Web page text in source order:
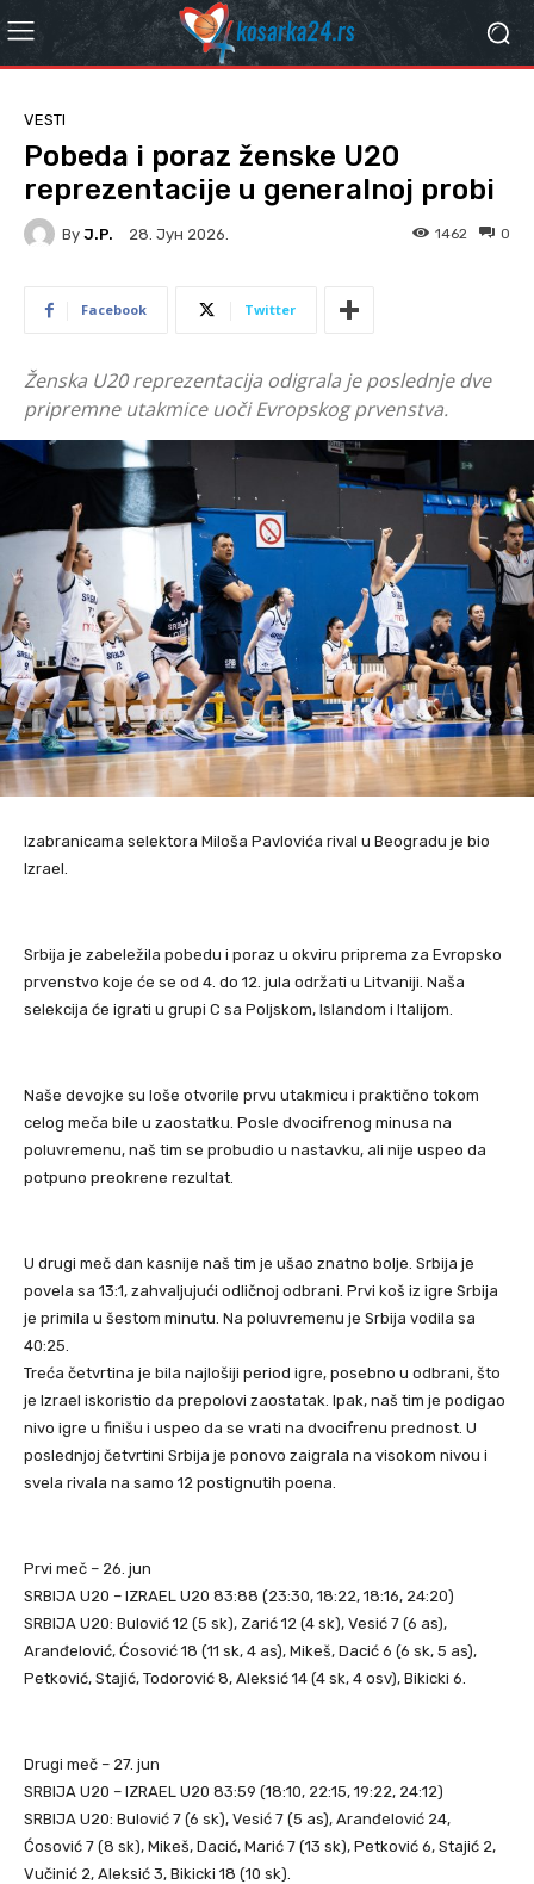
VESTI
Pobeda i poraz ženske U20
reprezentacije u generalnoj probi
By J.P. 28. Јун 2026. 0
1462
Facebook Twitter
Ženska U20 reprezentacija odigrala je poslednje dve
pripremne utakmice uoči Evropskog prvenstva.
Izabranicama selektora Miloša Pavlovića rival u Beogradu je bio
Izrael.
Srbija je zabeležila pobedu i poraz u okviru priprema za Evropsko
prvenstvo koje će se od 4. do 12. jula održati u Litvaniji. Naša
selekcija će igrati u grupi C sa Poljskom, Islandom i Italijom.
Naše devojke su loše otvorile prvu utakmicu i praktično tokom
celog meča bile u zaostatku. Posle dvocifrenog minusa na
poluvremenu, naš tim se probudio u nastavku, ali nije uspeo da
potpuno preokrene rezultat.
U drugi meč dan kasnije naš tim je ušao znatno bolje. Srbija je
povela sa 13:1, zahvaljujući odličnoj odbrani. Prvi koš iz igre Srbija
je primila u šestom minutu. Na poluvremenu je Srbija vodila sa
40:25.
Treća četvrtina je bila najlošiji period igre, posebno u odbrani, što
je Izrael iskoristio da prepolovi zaostatak. Ipak, naš tim je podigao
nivo igre u finišu i uspeo da se vrati na dvocifrenu prednost. U
poslednjoj četvrtini Srbija je ponovo zaigrala na visokom nivou i
svela rivala na samo 12 postignutih poena.
Prvi meč – 26. jun
SRBIJA U20 – IZRAEL U20 83:88 (23:30, 18:22, 18:16, 24:20)
SRBIJA U20: Bulović 12 (5 sk), Zarić 12 (4 sk), Vesić 7 (6 as),
Aranđelović, Ćosović 18 (11 sk, 4 as), Mikeš, Dacić 6 (6 sk, 5 as),
Petković, Stajić, Todorović 8, Aleksić 14 (4 sk, 4 osv), Bikicki 6.
Drugi meč – 27. jun
SRBIJA U20 – IZRAEL U20 83:59 (18:10, 22:15, 19:22, 24:12)
SRBIJA U20: Bulović 7 (6 sk), Vesić 7 (5 as), Aranđelović 24,
Ćosović 7 (8 sk), Mikeš, Dacić, Marić 7 (13 sk), Petković 6, Stajić 2,
Vučinić 2, Aleksić 3, Bikicki 18 (10 sk).